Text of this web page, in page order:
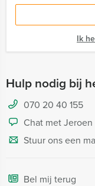
Ik
Hulp nodig bij
070 20 40 155
Chat met Jeroen
Stuur ons een
Bel mij terug